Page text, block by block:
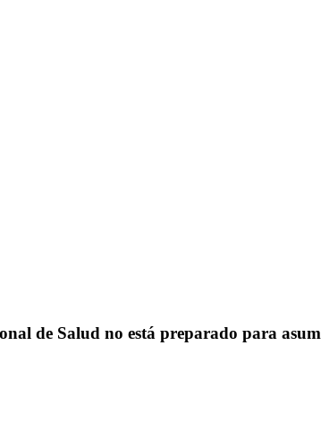
de Salud no está preparado para